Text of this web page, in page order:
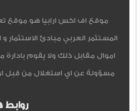
موقع اف اكس ارابيا هو موقع
المستثمر العربي مبادئ الاستثمار
اموال مقابل ذلك ولا يقوم بادارة
مسؤولة عن اي استغلال من
روابط